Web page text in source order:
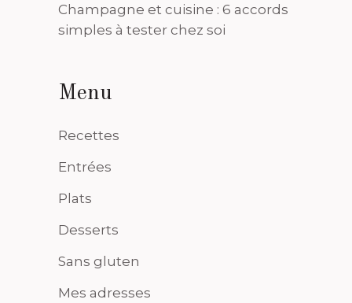
Champagne et cuisine : 6 accords
simples à tester chez soi
Menu
Recettes
Entrées
Plats
Desserts
Sans gluten
Mes adresses